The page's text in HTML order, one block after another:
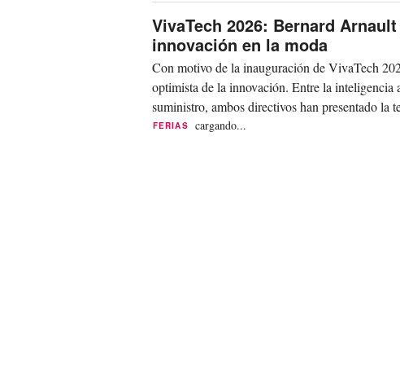
VivaTech 2026: Bernard
innovación en la moda
Con motivo de la inauguración de VivaTech
optimista de la innovación. Entre la inteligencia
suministro, ambos directivos han presentado la
FERIAS cargando...